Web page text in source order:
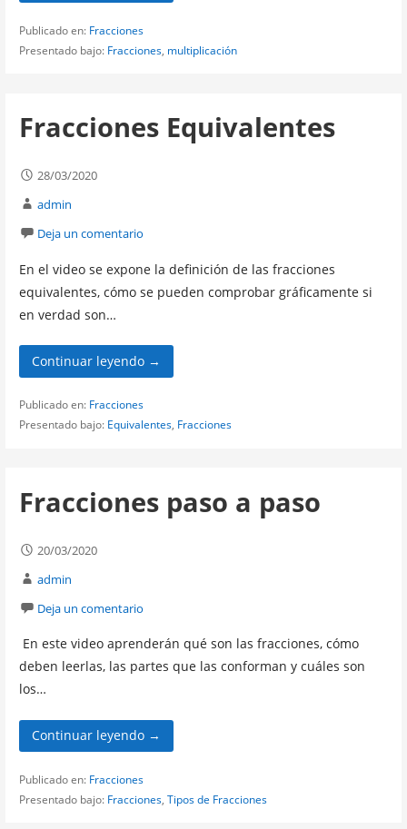
Publicado en: Fracciones
Presentado bajo: Fracciones, multiplicación
Fracciones Equivalentes
28/03/2020
admin
Deja un comentario
En el video se expone la definición de las fracciones
equivalentes, cómo se pueden comprobar gráficamente si
en verdad son…
Continuar leyendo →
Publicado en: Fracciones
Presentado bajo: Equivalentes, Fracciones
Fracciones paso a paso
20/03/2020
admin
Deja un comentario
En este video aprenderán qué son las fracciones, cómo
deben leerlas, las partes que las conforman y cuáles son
los…
Continuar leyendo →
Publicado en: Fracciones
Presentado bajo: Fracciones, Tipos de Fracciones